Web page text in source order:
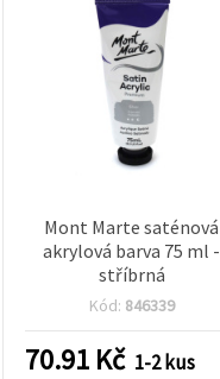
výběrem
daného
na tlačítko
"Uložit"
Mont Marte saténová
akrylová barva 75 ml -
stříbrná
Kód: 846339
70.91 Kč 1-2 kus